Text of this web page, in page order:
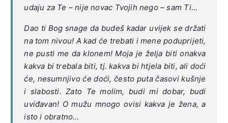
udaju za Te – nije novac Tvojih nego – sam Ti…
Dao ti Bog snage da budeš kadar uvijek se držati
na tom nivou! A kad će trebati i mene poduprijeti,
ne pusti me da klonem! Moja je želja biti onakva
kakva bi trebala biti, tj. kakva bi htjela biti, ali doći
će, nesumnjivo će doći, često puta časovi kušnje
i slabosti. Zato Te molim, budi mi dobar, budi
uviđavan! O mužu mnogo ovisi kakva je žena, a
isto i obratno…